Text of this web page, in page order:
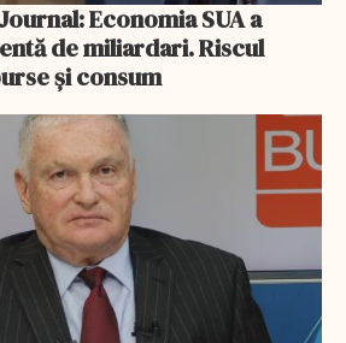
Economia SUA a
de miliardari. Riscul
și consum